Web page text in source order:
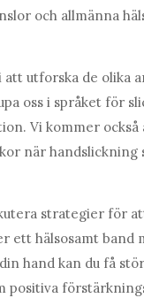
och allmänna
utforska de olika
oss i språket för
Vi kommer
när handslickning
strategier för
ett hälsosamt band
hand kan du få
positiva